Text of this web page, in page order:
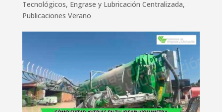
Tecnológicos, Engrase y Lubricación Centralizada,
Publicaciones Verano